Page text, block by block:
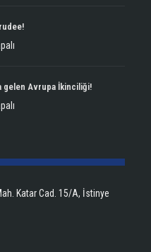
gelen Avrupa İkinciliği!
Katar Cad. 15/A, İstinye